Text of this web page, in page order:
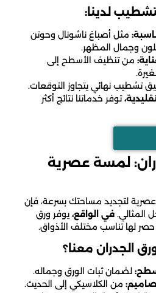
لدينا:
مثل أصباغ ناشونال وحوتن
وجمال المظهر.
من تنظيف الأسطح إلى
تشطيب نهائي يتجاوز التوقعات.
توفر خدماتنا نتائج أكثر
لمسة عصرية
لتجديد مساحتك بسرعة، فإن
المثالي. في الواقع، يوفر ورق
حصر لها تناسب مختلف الأذواق.
الجدران معنا؟
لضمان ثبات الورق وجماله.
من الكلاسيكي إلى الحديث.